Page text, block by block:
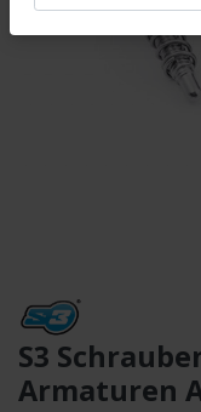
S3
Armaturen